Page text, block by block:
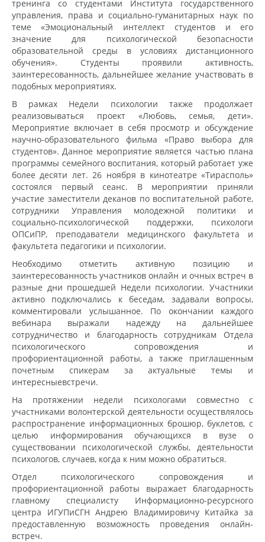
тренинга со студентами Института государственного
управления, права и социально-гуманитарных наук по
теме «Эмоциональный интеллект студентов и его
значение для психологической безопасности
образовательной среды в условиях дистанционного
обучения». Студенты проявили активность,
заинтересованность, дальнейшее желание участвовать в
подобных мероприятиях.
В рамках Недели психологии также продолжает
реализовываться проект «Любовь, семья, дети».
Мероприятие включает в себя просмотр и обсуждение
научно-образовательного фильма «Право выбора для
студентов». Данное мероприятие является частью плана
программы семейного воспитания, который работает уже
более десяти лет. 26 ноября в кинотеатре «Тирасполь»
состоялся первый сеанс. В мероприятии приняли
участие заместители деканов по воспитательной работе,
сотрудники Управления молодежной политики и
социально-психологической поддержки, психологи
ОПСиПР, преподаватели медицинского факультета и
факультета педагогики и психологии.
Необходимо отметить активную позицию и
заинтересованность участников онлайн и очных встреч в
разные дни прошедшей Недели психологии. Участники
активно подключались к беседам, задавали вопросы,
комментировали услышанное. По окончании каждого
вебинара выражали надежду на дальнейшее
сотрудничество и благодарность сотрудникам Отдела
психологического сопровождения и
профориентационной работы, а также приглашенным
почетным спикерам за актуальные темы и
интересныевстречи.
На протяжении недели психологами совместно с
участниками волонтерской деятельности осуществлялось
распространение информационных брошюр, буклетов, с
целью информирования обучающихся в вузе о
существовании психологической службы, деятельности
психологов, случаев, когда к ним можно обратиться.
Отдел психологического сопровождения и
профориентационной работы выражает благодарность
главному специалисту Информационно-ресурсного
центра ИГУПиСГН Андрею Владимировичу Китайка за
предоставленную возможность проведения онлайн-
встреч.